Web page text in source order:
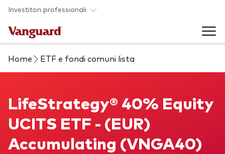
Skip to main content
Investitori professionali
Prodotti di investimento
Visualizza i nostri prodotti per categorie
Cerca i nostri prodotti
Eventi ed approfondimenti
Back to main menu
La società
Home ETF e fondi comuni lista
LifeStrategy® 40% Equity UCITS ETF
LifeStrategy® 40% Equity
UCITS ETF - (EUR)
Accumulating (VNGA40)